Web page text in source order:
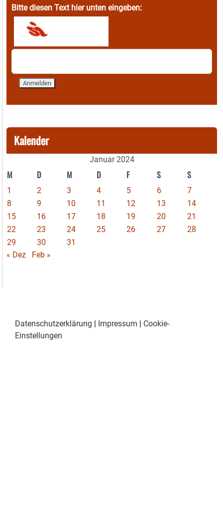
Bitte diesen Text hier unten eingeben:
Kalender
Januar 2024
M D M D F S S
1 2 3 4 5 6
7
8
9 10 11 12 13
14
15
16 17 18 19 20
21
22
23 24 25 26 27
28
29
30
31
« Dez
Feb »
Datenschutzerklärung | Impressum | Cookie-
Einstellungen